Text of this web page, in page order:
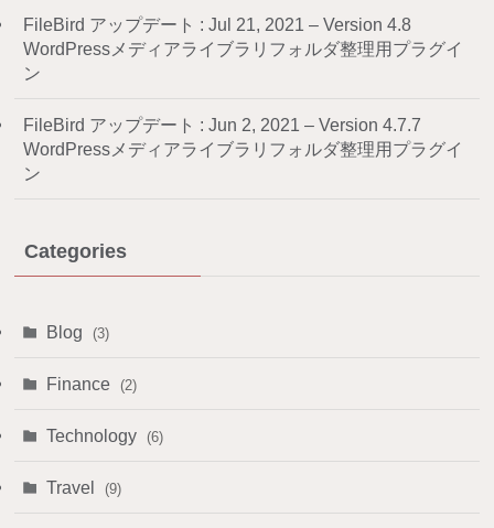
FileBird アップデート : Jul 21, 2021 – Version 4.8
WordPressメディアライブラリフォルダ整理用プラグイ
ン
FileBird アップデート : Jun 2, 2021 – Version 4.7.7
WordPressメディアライブラリフォルダ整理用プラグイ
ン
Categories
Blog (3)
Finance (2)
Technology (6)
Travel (9)